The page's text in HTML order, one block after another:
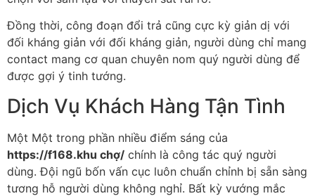
Đồng thời, công đoạn đổi trả cũng cực kỳ giản dị với
đối kháng giản với đối kháng giản, người dùng chỉ mang
contact mang cơ quan chuyên nom quý người dùng để
được gợi ý tinh tướng.
Dịch Vụ Khách Hàng Tận Tình
Một Một trong phần nhiều điểm sáng của
https://f168.khu chợ/ chính là công tác quý người
dùng. Đội ngũ bốn vấn cục luôn chuẩn chỉnh bị sẵn sàng
tương hỗ người dùng không nghỉ. Bất kỳ vướng mắc